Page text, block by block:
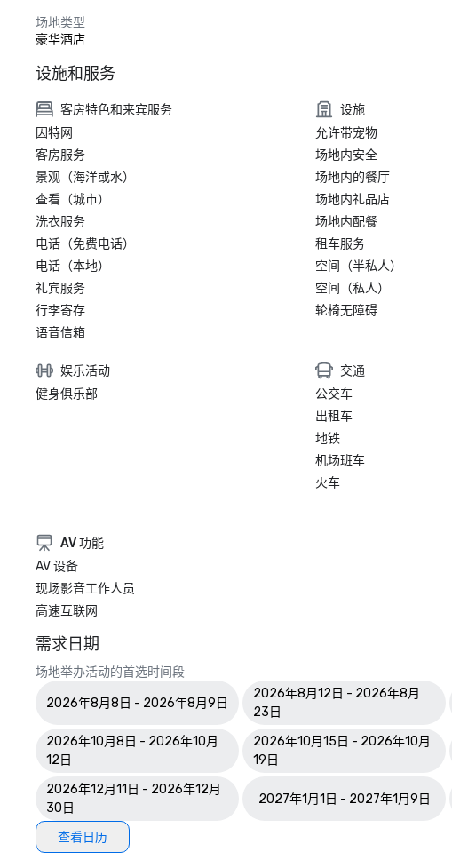
场地类型
豪华酒店
设施和服务
客房特色和来宾服务
因特网
客房服务
景观（海洋或水）
查看（城市）
洗衣服务
电话（免费电话）
电话（本地）
礼宾服务
行李寄存
语音信箱
设施
允许带宠物
场地内安全
场地内的餐厅
场地内礼品店
场地内配餐
租车服务
空间（半私人）
空间（私人）
轮椅无障碍
娱乐活动
健身俱乐部
交通
公交车
出租车
地铁
机场班车
火车
AV 功能
AV 设备
现场影音工作人员
高速互联网
需求日期
场地举办活动的首选时间段
2026年8月8日 - 2026年8月9日
2026年8月12日 - 2026年8月
23日
2026年10月8日 - 2026年10月
12日
2026年10月15日 - 2026年10月
19日
2026年12月11日 - 2026年12月
30日
2027年1月1日 - 2027年1月9日
查看日历